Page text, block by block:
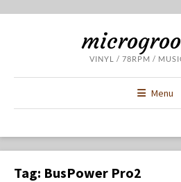
VINYL / 78RPM /
Menu
Tag: BusPower Pro2